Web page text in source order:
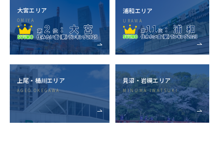
⼤宮エリア
OMIYA
浦和エリア
URAWA
上尾・桶川エリア
AGEO OKEGAWA
⾒沼・岩槻エリア
MINUMA IWATSUKI